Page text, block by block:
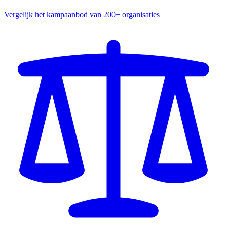
Vergelijk het kampaanbod van 200+ organisaties